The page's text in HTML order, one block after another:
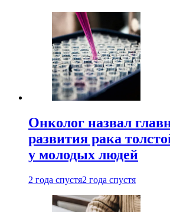
Онколог назвал
развития рака
у молодых людей
2 года спустя2 года спустя